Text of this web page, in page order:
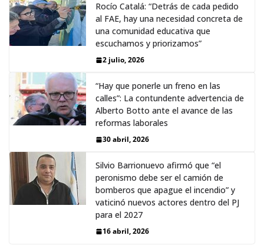
Rocío Catalá: “Detrás de cada pedido
al FAE, hay una necesidad concreta de
una comunidad educativa que
escuchamos y priorizamos”
2 julio, 2026
“Hay que ponerle un freno en las
calles”: La contundente advertencia de
Alberto Botto ante el avance de las
reformas laborales
30 abril, 2026
Silvio Barrionuevo afirmó que “el
peronismo debe ser el camión de
bomberos que apague el incendio” y
vaticinó nuevos actores dentro del PJ
para el 2027
16 abril, 2026